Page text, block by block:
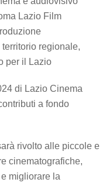
Lazio Film
regionale,
per il Lazio
di Lazio Cinema
a fondo
rivolto alle piccole e
cinematografiche,
migliorare la